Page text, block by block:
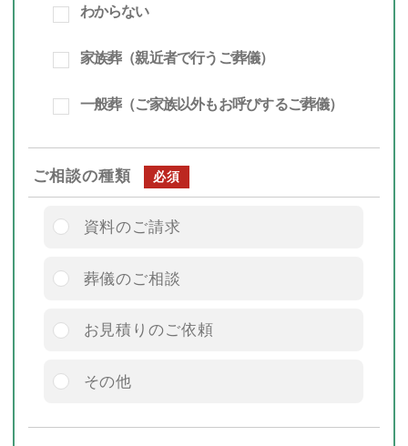
わからない
家族葬（親近者で行うご葬儀）
一般葬（ご家族以外もお呼びするご葬儀）
ご相談の種類 必須
資料のご請求
葬儀のご相談
お見積りのご依頼
その他